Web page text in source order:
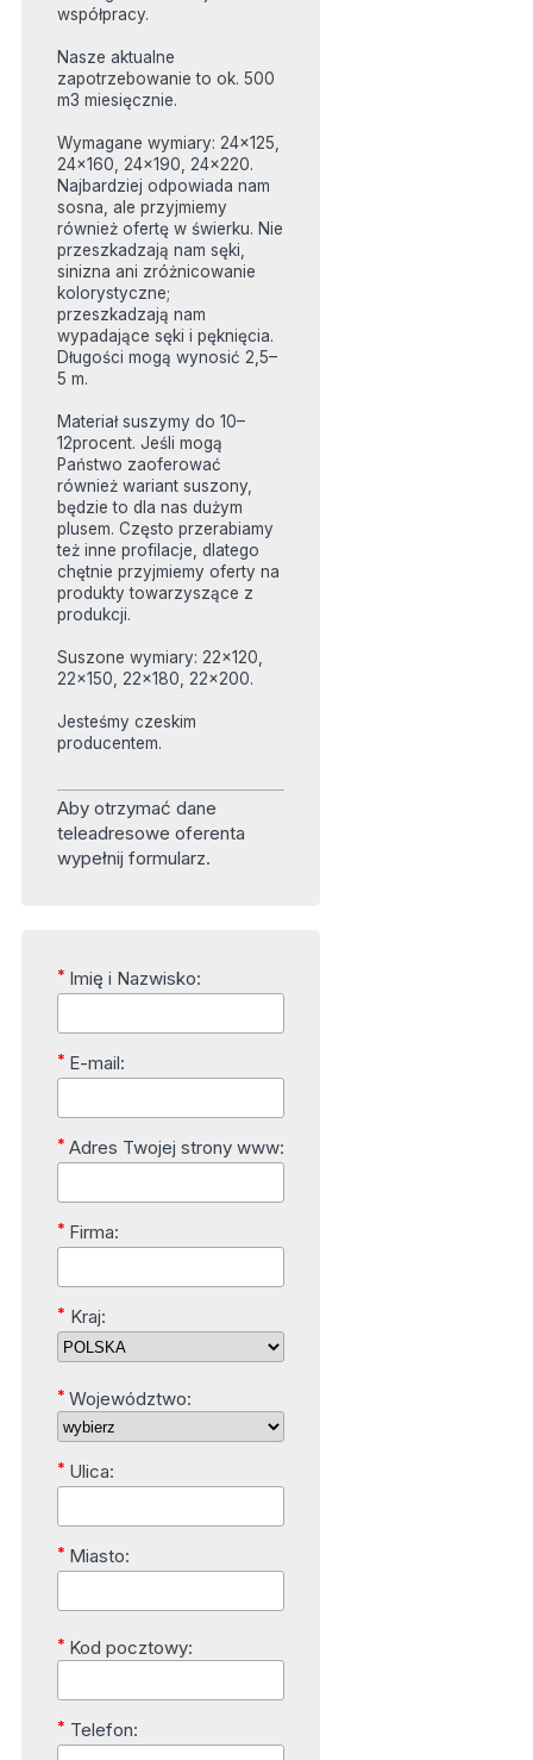
współpracy.
Nasze aktualne
zapotrzebowanie to ok. 500
m3 miesięcznie.
Wymagane wymiary: 24x125,
24x160, 24x190, 24x220.
Najbardziej odpowiada nam
sosna, ale przyjmiemy
również ofertę w świerku. Nie
przeszkadzają nam sęki,
sinizna ani zróżnicowanie
kolorystyczne;
przeszkadzają nam
wypadające sęki i pęknięcia.
Długości mogą wynosić 2,5–
5 m.
Materiał suszymy do 10–
12procent. Jeśli mogą
Państwo zaoferować
również wariant suszony,
będzie to dla nas dużym
plusem. Często przerabiamy
też inne profilacje, dlatego
chętnie przyjmiemy oferty na
produkty towarzyszące z
produkcji.
Suszone wymiary: 22x120,
22x150, 22x180, 22x200.
Jesteśmy czeskim
producentem.
Aby otrzymać dane
teleadresowe oferenta
wypełnij formularz.
* Imię i Nazwisko:
* E-mail:
* Adres Twojej strony www:
* Firma:
* Kraj:
* Województwo:
* Ulica:
* Miasto:
* Kod pocztowy:
* Telefon: